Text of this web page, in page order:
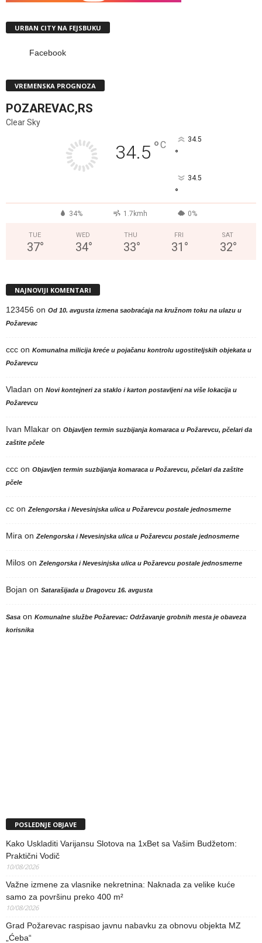
URBAN CITY NA FEJSBUKU
Facebook
VREMENSKA PROGNOZA
POZAREVAC,RS
Clear Sky
34.5 °C 34.5
°
34.5
°
34% 1.7kmh 0%
TUE
37°
WED
34°
THU
33°
FRI
31 °
SAT
32°
NAJNOVIJI KOMENTARI
123456 on Od 10. avgusta izmena saobraćaja na kružnom toku na ulazu u
Požarevac
ccc on Komunalna milicija kreće u pojačanu kontrolu ugostiteljskih objekata u
Požarevcu
Vladan on Novi kontejneri za staklo i karton postavljeni na više lokacija u
Požarevcu
Ivan Mlakar on Objavljen termin suzbijanja komaraca u Požarevcu, pčelari da
zaštite pčele
ccc on Objavljen termin suzbijanja komaraca u Požarevcu, pčelari da zaštite
pčele
cc on Zelengorska i Nevesinjska ulica u Požarevcu postale jednosmerne
Mira on Zelengorska i Nevesinjska ulica u Požarevcu postale jednosmerne
Milos on Zelengorska i Nevesinjska ulica u Požarevcu postale jednosmerne
Bojan on Satarašijada u Dragovcu 16. avgusta
Sasa on Komunalne službe Požarevac: Održavanje grobnih mesta je obaveza
korisnika
POSLEDNJE OBJAVE
Kako Uskladiti Varijansu Slotova na 1xBet sa Vašim Budžetom:
Praktični Vodič
10/08/2026
Važne izmene za vlasnike nekretnina: Naknada za velike kuće
samo za površinu preko 400 m²
10/08/2026
Grad Požarevac raspisao javnu nabavku za obnovu objekta MZ
„Ćeba“